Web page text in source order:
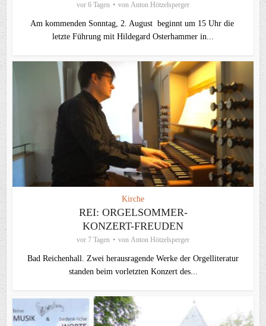
vor 6 Tagen von Anton Hötzelsperger
Am kommenden Sonntag, 2. August beginnt um 15 Uhr die
letzte Führung mit Hildegard Osterhammer in...
Kirche
REI: ORGELSOMMER-
KONZERT-FREUDEN
vor 7 Tagen von Anton Hötzelsperger
Bad Reichenhall. Zwei herausragende Werke der Orgelliteratur
standen beim vorletzten Konzert des...